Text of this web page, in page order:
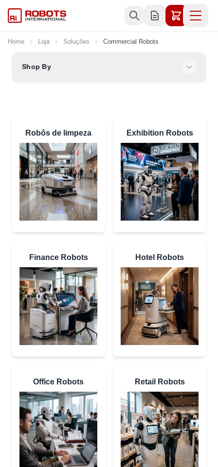
Home Loja Soluções Commercial Robots
Shop By
Robôs de limpeza Exhibition Robots
Finance Robots Hotel Robots
Office Robots Retail Robots